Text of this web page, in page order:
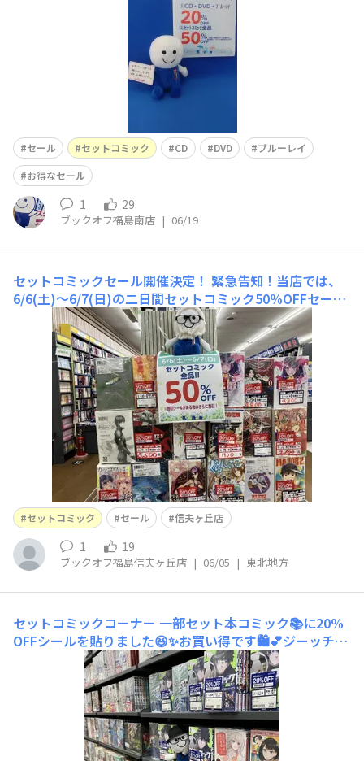
セール セットコミック CD DVD
ブルーレイ
お得なセール
1 29
ブックオフ福島南店 | 06/19
セットコミックセール開催決定！ 緊急告知！当店では、
6/6(土)〜6/7(日)の二日間セットコミック50%OFFセール
を開催いたします！表示されているお値段より50％OFFに
なります！また、すでに割引きシールの貼ってあるお品物
は、割引金額から更に50％OFFとなります。大変お得なこ
の機会に、是非、当店へお越しくださいませ！
セットコミック セール 信夫ヶ丘店
1 19
ブックオフ福島信夫ヶ丘店 | 06/05 | 東北地方
セットコミックコーナー 一部セット本コミック📚に20%
OFFシールを貼りました😆✨お買い得です🛍️💕ジーッチラ
ッ⬆️売場には50%OFFコーナーも設置してあります⭐️ご来
店お待ちしております🌸